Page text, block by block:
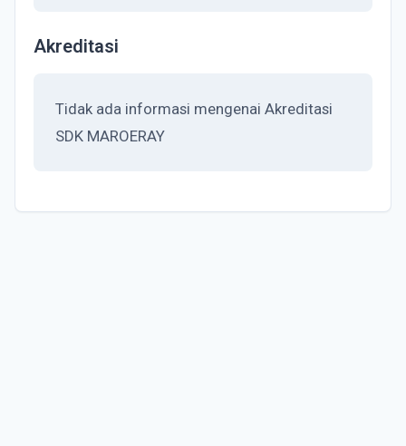
Akreditasi
Tidak ada informasi mengenai Akreditasi
SDK MAROERAY